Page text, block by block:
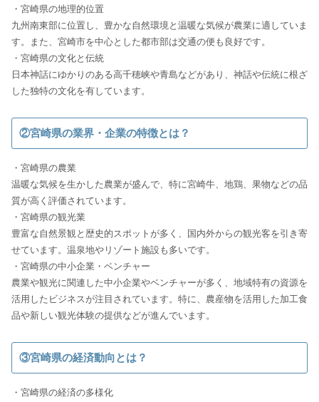
・宮崎県の地理的位置
九州南東部に位置し、豊かな自然環境と温暖な気候が農業に適していま
す。また、宮崎市を中心とした都市部は交通の便も良好です。
・宮崎県の文化と伝統
日本神話にゆかりのある高千穂峡や青島などがあり、神話や伝統に根ざ
した独特の文化を有しています。
②宮崎県の業界・企業の特徴とは？
・宮崎県の農業
温暖な気候を生かした農業が盛んで、特に宮崎牛、地鶏、果物などの品
質が高く評価されています。
・宮崎県の観光業
豊富な自然景観と歴史的スポットが多く、国内外からの観光客を引き寄
せています。温泉地やリゾート施設も多いです。
・宮崎県の中小企業・ベンチャー
農業や観光に関連した中小企業やベンチャーが多く、地域特有の資源を
活用したビジネスが注目されています。特に、農産物を活用した加工食
品や新しい観光体験の提供などが進んでいます。
③宮崎県の経済動向とは？
・宮崎県の経済の多様化